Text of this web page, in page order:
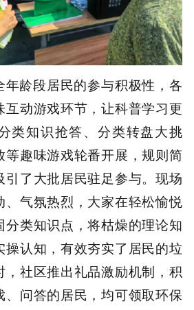
年龄段居民的参与积极性，各
互动游戏环节，让科普学习更
类知识抢答、分类转盘大挑
等趣味游戏轮番开展，规则简
引了大批居民驻足参与。现场
、气氛热烈，大家在轻松愉悦
分类知识点，将枯燥的理论知
操认知，有效夯实了居民的垃
，社区推出礼品激励机制，积
、问答的居民，均可领取环保